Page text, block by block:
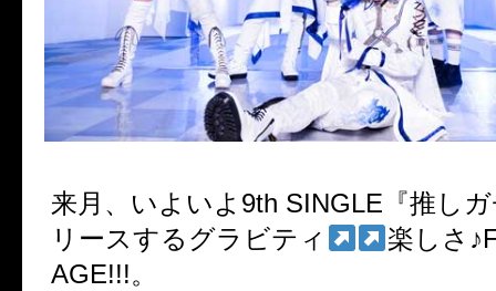
来月、いよいよ9th SINGLE『推し
リースするグラビティ
楽しさ♪
AGE!!!。